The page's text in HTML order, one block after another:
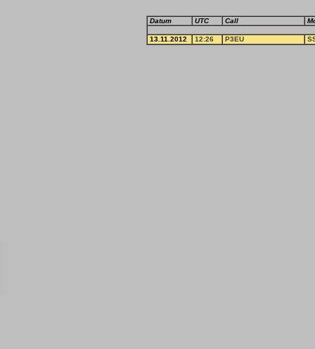
Datum UTC Call
13.11.2012 12:26 P3EU